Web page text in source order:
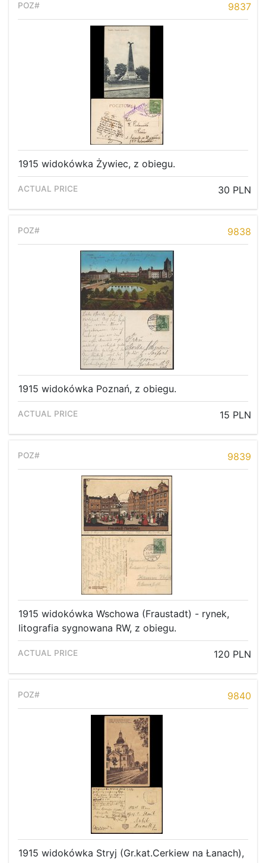
9837
1915 widokówka Żywiec, z obiegu.
30 PLN
9838
1915 widokówka Poznań, z obiegu.
15 PLN
9839
1915 widokówka Wschowa (Fraustadt) - rynek,
litografia sygnowana RW, z obiegu.
120 PLN
9840
1915 widokówka Stryj (Gr.kat.Cerkiew na Łanach),